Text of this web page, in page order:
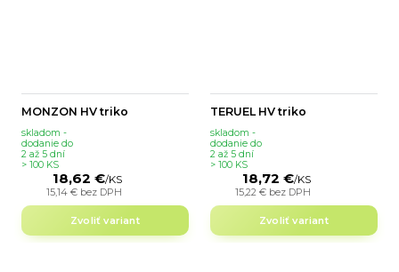
MONZON HV triko
18,62 €/KS
15,14 € bez DPH
skladom -
dodanie do
2 až 5 dní
> 100 KS
Zvoliť variant
TERUEL HV triko
18,72 €/KS
15,22 € bez DPH
skladom -
dodanie do
2 až 5 dní
> 100 KS
Zvoliť variant